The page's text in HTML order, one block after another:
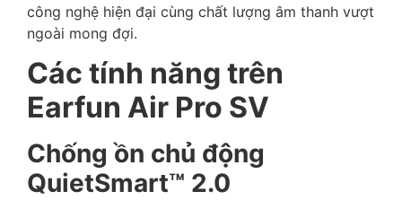
công nghệ hiện đại cùng chất lượng âm thanh vượt
ngoài mong đợi.
Các tính năng trên
Earfun Air Pro SV
Chống ồn chủ động
QuietSmart™ 2.0